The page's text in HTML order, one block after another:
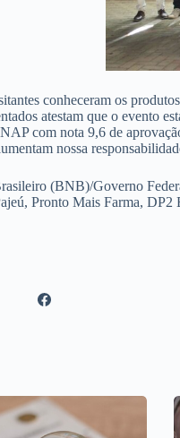
conheceram os
atestam que o evento
com nota 9,6 de
nossa
(BNB)/Governo
Pronto Mais Farma,